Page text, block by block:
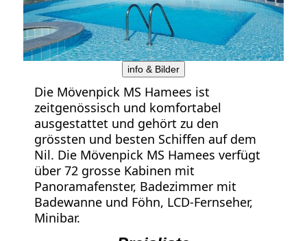
info & Bilder
Die Mövenpick MS Hamees ist
zeitgenössisch und komfortabel
ausgestattet und gehört zu den
grössten und besten Schiffen auf dem
Nil. Die Mövenpick MS Hamees verfügt
über 72 grosse Kabinen mit
Panoramafenster, Badezimmer mit
Badewanne und Föhn, LCD-Fernseher,
Minibar.